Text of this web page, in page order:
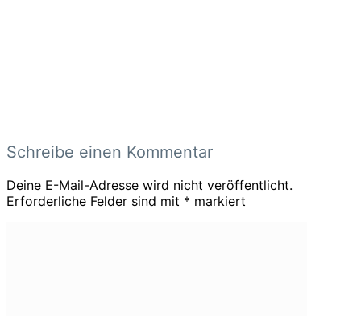
Schreibe einen Kommentar
Deine E-Mail-Adresse wird nicht veröffentlicht.
Erforderliche Felder sind mit * markiert